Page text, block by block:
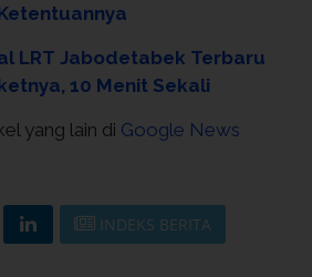
LRT Jabodetabek Terbaru
10 Menit Sekali
yang lain di Google News
INDEKS BERITA